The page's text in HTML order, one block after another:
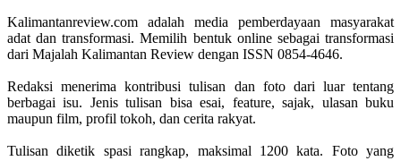
Kalimantanreview.com adalah media pemberdayaan masyarakat
adat dan transformasi. Memilih bentuk online sebagai transformasi
dari Majalah Kalimantan Review dengan ISSN 0854-4646.
Redaksi menerima kontribusi tulisan dan foto dari luar tentang
berbagai isu. Jenis tulisan bisa esai, feature, sajak, ulasan buku
maupun film, profil tokoh, dan cerita rakyat.
Tulisan diketik spasi rangkap, maksimal 1200 kata. Foto yang